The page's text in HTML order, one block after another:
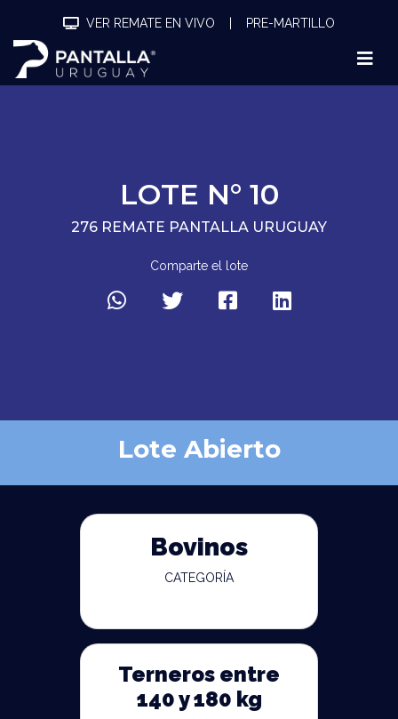
VER REMATE EN VIVO PRE-MARTILLO
LOTE N° 10
276 REMATE PANTALLA URUGUAY
Comparte el lote
Lote Abierto
Bovinos
CATEGORÍA
Terneros entre
140 y 180 kg